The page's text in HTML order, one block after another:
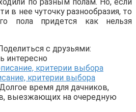
в нее чуточку разнообразия, то
пола придется как нельзя
с друзьями:
интересно
критерии выбора
время для дачников,
выезжающих на очередную